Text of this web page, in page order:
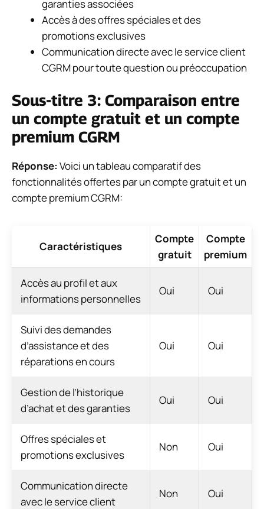
garanties associées
Accès à des offres spéciales et des
promotions exclusives
Communication directe avec le service client
CGRM pour toute question ou préoccupation
Sous-titre 3: Comparaison entre
un compte gratuit et un compte
premium CGRM
Réponse: Voici un tableau comparatif des
fonctionnalités offertes par un compte gratuit et un
compte premium CGRM:
Caractéristiques
Compte
gratuit
Compte
premium
Accès au profil et aux
informations personnelles
Oui Oui
Suivi des demandes
d’assistance et des
réparations en cours
Oui Oui
Gestion de l’historique
d’achat et des garanties
Oui Oui
Offres spéciales et
promotions exclusives
Non Oui
Communication directe
avec le service client
Non Oui